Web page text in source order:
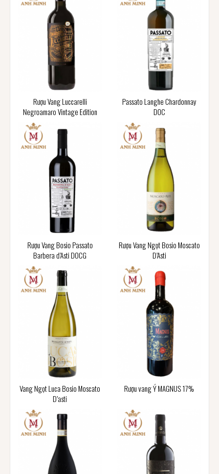
Rượu Vang Luccarelli
Negroamaro Vintage Edition
Passato Langhe Chardonnay
DOC
Rượu Vang Bosio Passato
Barbera d’Asti DOCG
Rượu Vang Ngọt Bosio Moscato
D’Asti
Vang Ngọt Luca Bosio Moscato
D’asti
Rượu vang Ý MAGNUS 17%